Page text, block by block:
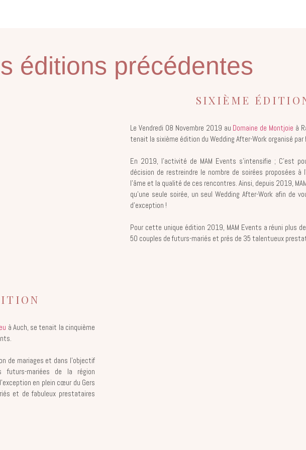
éditions précédentes
SIXIÈME
Le Vendredi 08 Novembre 2019 au Domaine de Montjoie à
tenait la sixième édition du Wedding After-Work organisé par
En 2019, l’activité de MAM Events s’intensifie ; C’est
décision de restreindre le nombre de soirées proposées à
l’âme et la qualité de ces rencontres. Ainsi, depuis 2019,
qu’une seule soirée, un seul Wedding After-Work afin de
d’exception !
Pour cette unique édition 2019, MAM Events a réuni plus
50 couples de futurs-mariés et prés de 35 talentueux
à Auch, se tenait la cinquième
de mariages et dans l’objectif
futurs-mariées de la région
en plein cœur du Gers
et de fabuleux prestataires